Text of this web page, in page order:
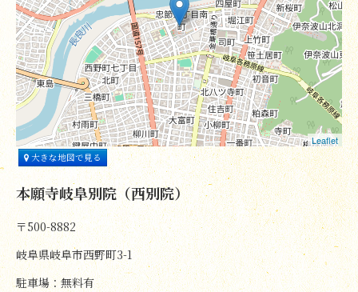
Leaflet
大きな地図で見る
本願寺岐阜別院（西別院）
〒500-8882
岐阜県岐阜市西野町3-1
駐車場：無料有